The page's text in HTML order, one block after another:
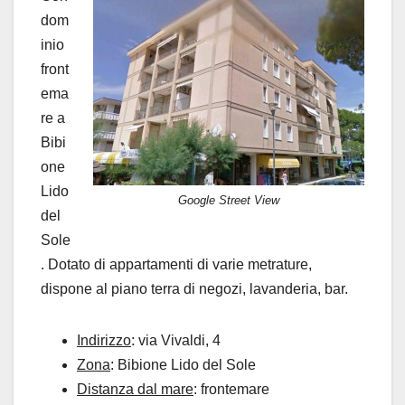
Google Street View
dom
inio
front
ema
re a
Bibi
one
Lido
del
Sole
. Dotato di appartamenti di varie metrature,
dispone al piano terra di negozi, lavanderia, bar.
Indirizzo: via Vivaldi, 4
Zona: Bibione Lido del Sole
Distanza dal mare: frontemare